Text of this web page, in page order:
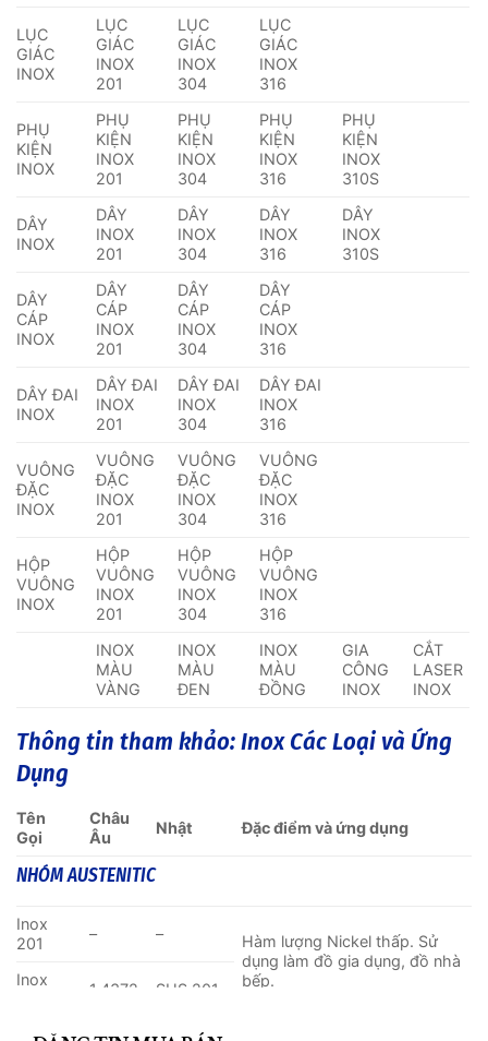
LỤC
GIÁC
INOX
LỤC
GIÁC
INOX
201
LỤC
GIÁC
INOX
304
LỤC
GIÁC
INOX
316
PHỤ
KIỆN
INOX
PHỤ
KIỆN
INOX
201
PHỤ
KIỆN
INOX
304
PHỤ
KIỆN
INOX
316
PHỤ
KIỆN
INOX
310S
DÂY
INOX
DÂY
INOX
201
DÂY
INOX
304
DÂY
INOX
316
DÂY
INOX
310S
DÂY
CÁP
INOX
DÂY
CÁP
INOX
201
DÂY
CÁP
INOX
304
DÂY
CÁP
INOX
316
DÂY ĐAI
INOX
DÂY ĐAI
INOX
201
DÂY ĐAI
INOX
304
DÂY ĐAI
INOX
316
VUÔNG
ĐẶC
INOX
VUÔNG
ĐẶC
INOX
201
VUÔNG
ĐẶC
INOX
304
VUÔNG
ĐẶC
INOX
316
HỘP
VUÔNG
INOX
HỘP
VUÔNG
INOX
201
HỘP
VUÔNG
INOX
304
HỘP
VUÔNG
INOX
316
INOX
MÀU
VÀNG
INOX
MÀU
ĐEN
INOX
MÀU
ĐỒNG
GIA
CÔNG
INOX
CẮT
LASER
INOX
Thông tin tham khảo:Inox Các Loại và Ứng
Dụng
Tên
Gọi
Châu
Âu
Nhật Đặc điểm và ứng dụng
NHÓM AUSTENITIC
Inox
201
– –
Hàm lượng Nickel thấp. Sử
dụng làm đồ gia dụng, đồ nhà
bếp.
Inox
1.4372 SUS 201